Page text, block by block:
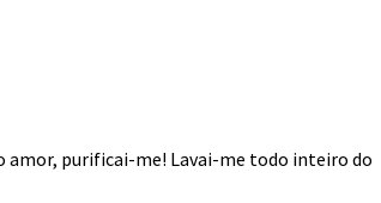
amor, purificai-me! Lavai-me todo inteiro do